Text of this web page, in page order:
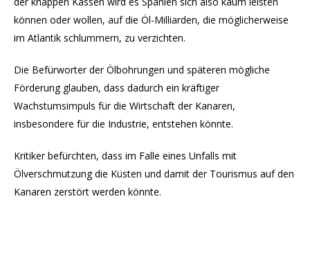
können oder wollen, auf die Öl-Milliarden, die möglicherweise
im Atlantik schlummern, zu verzichten.
Die Befürworter der Ölbohrungen und späteren mögliche
Förderung glauben, dass dadurch ein kräftiger
Wachstumsimpuls für die Wirtschaft der Kanaren,
insbesondere für die Industrie, entstehen könnte.
Kritiker befürchten, dass im Falle eines Unfalls mit
Ölverschmutzung die Küsten und damit der Tourismus auf den
Kanaren zerstört werden könnte.